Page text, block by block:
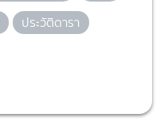
ประวัติดารา